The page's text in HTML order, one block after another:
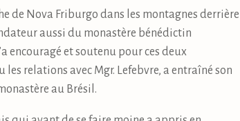
de Nova Friburgo dans les montagnes derrière
aussi du monastère bénédictin
encouragé et soutenu pour ces deux
relations avec Mgr. Lefebvre, a entraîné son
au Brésil.